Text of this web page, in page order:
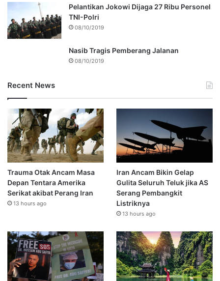
Pelantikan Jokowi Dijaga 27 Ribu Personel
TNI-Polri
08/10/2019
Nasib Tragis Pemberang Jalanan
08/10/2019
Recent News
Trauma Otak Ancam Masa
Depan Tentara Amerika
Serikat akibat Perang Iran
13 hours ago
Iran Ancam Bikin Gelap
Gulita Seluruh Teluk jika AS
Serang Pembangkit
Listriknya
13 hours ago